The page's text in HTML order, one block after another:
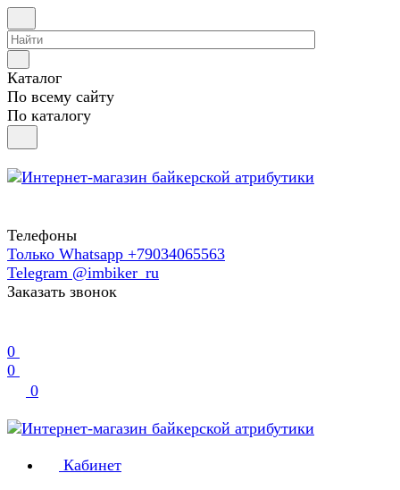
Каталог
По всему сайту
По каталогу
Телефоны
Только Whatsapp +79034065563
Telegram @imbiker_ru
Заказать звонок
0
0
0
Кабинет